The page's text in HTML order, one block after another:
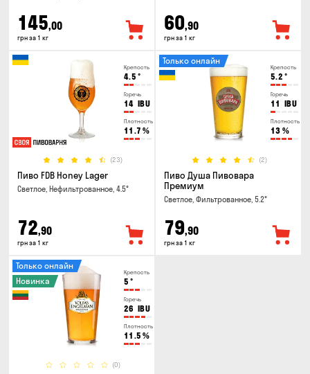
145,00
грн за 1 кг
60,90
грн за 1 кг
Крепость
4.5 °
Горечь
14 IBU
Плотность
11.7 %
(23)
Пиво FDB Honey Lager
Светлое, Нефильтрованное, 4.5°
72,90
грн за 1 кг
Крепость
5.2 °
Горечь
11 IBU
Плотность
13 %
(2)
Только онлайн
Пиво Душа Пивовара
Премиум
Светлое, Фильтрованное, 5.2°
79,90
грн за 1 кг
Крепость
5 °
Горечь
26 IBU
Плотность
11.5 %
(0)
Только онлайн
Новинка